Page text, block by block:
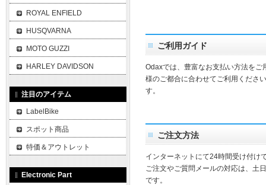
ご利用ガイド
Odaxでは、豊富なお支払い方法を
様のご都合に合わせてご利用くださ
す。
ご注文方法
インターネットにて24時間受け付け
ご注文やご質問メールの対応は、土
です。
ROYAL ENFIELD
HUSQVARNA
MOTO GUZZI
HARLEY DAVIDSON
注目のアイテム
LabelBike
スポット商品
特価＆アウトレット
Electronic Part